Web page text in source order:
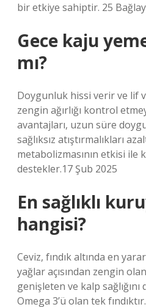
bir etkiye sahiptir. 25
Gece kaju
mı?
Doygunluk hissi verir ve lif
zengin ağırlığı kontrol
avantajları, uzun süre
sağlıksız atıştırmalıkları
metabolizmasının etkisi ile
destekler.17 Şub 2025
En sağlıklı
hangisi?
Ceviz, fındık altında en
yağlar açısından zengin
genişleten ve kalp
Omega 3’ü olan tek